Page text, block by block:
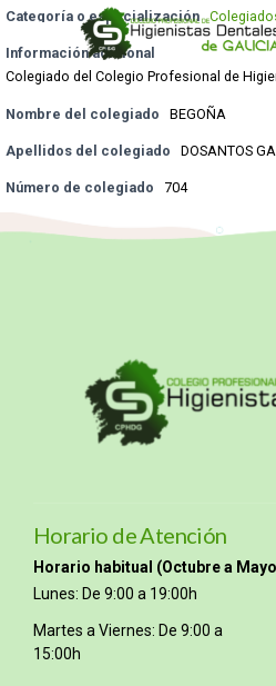
Categoría o especialización
Información adicional
Colegiado del Colegio Profesional de
Nombre del colegiado BEGOÑA
Apellidos del colegiado DOSANTOS
Número de colegiado 704
Horario de Atención
Horario habitual (Octubre a
Lunes: De 9:00 a 19:00h
Martes a Viernes: De 9:00 a
15:00h